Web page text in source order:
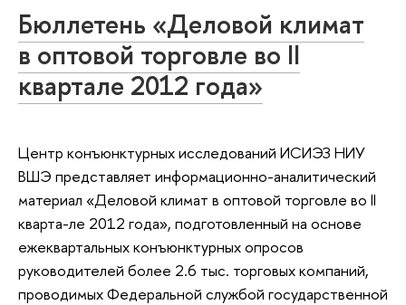
Бюллетень «Деловой климат
в оптовой торговле во II
квартале 2012 года»
Центр конъюнктурных исследований ИСИЭЗ НИУ
ВШЭ представляет информационно-аналитический
материал «Деловой климат в оптовой торговле во II
кварта-ле 2012 года», подготовленный на основе
ежеквартальных конъюнктурных опросов
руководителей более 2.6 тыс. торговых компаний,
проводимых Федеральной службой государственной